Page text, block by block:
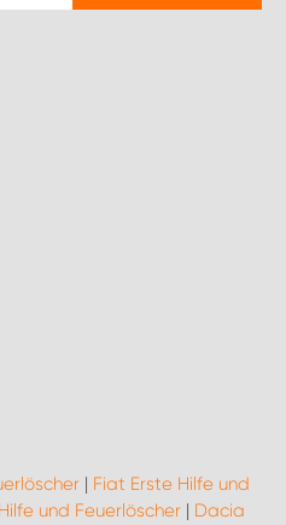
| Fiat Erste Hilfe und
und Feuerlöscher| Dacia